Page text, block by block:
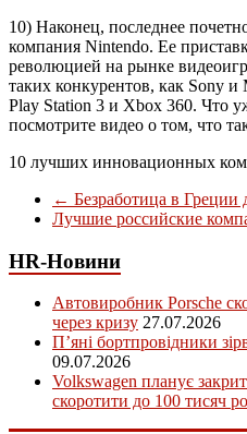
10) Наконец, последнее
компания Nintendo. Ее
революцией на рынке
таких конкурентов, как Sony
Play Station 3 и Xbox 360. Что
посмотрите видео о том, что
10 лучших инновационных
← Безработица в Греции
Лучшие российские
HR-Новини
Автовиробник Porsche
через кризу 27.07.2026
П’яні бортпровідники
09.07.2026
Volkswagen планує
скоротити до 100 тисяч